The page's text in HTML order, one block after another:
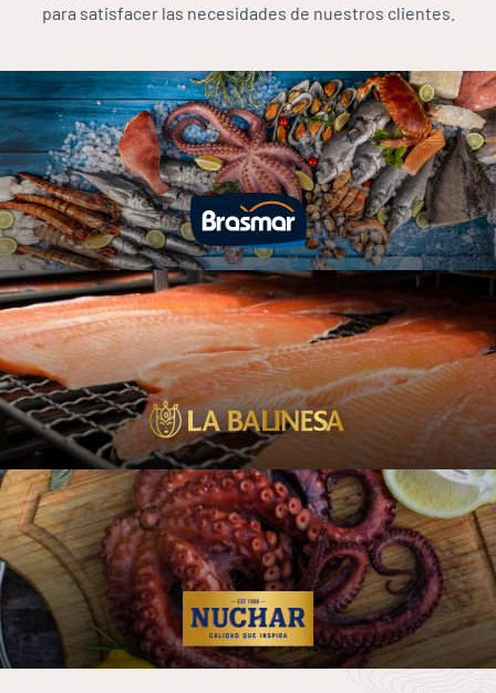
para satisfacer las necesidades de nuestros clientes.